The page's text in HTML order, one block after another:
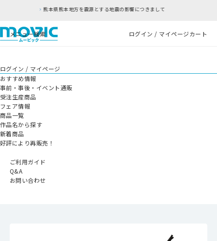
本地方を震源とする地震の影響につきまして
メニュー検索 ログイン / マイページカート
ログイン / マイページ
おすすめ情報
事前・事後・イベント通販
受注生産商品
フェア情報
商品一覧
作品名から探す
新着商品
好評により再販売！
ご利用ガイド
Q&A
お問い合わせ